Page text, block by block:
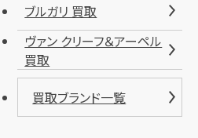
ブルガリ 買取
ヴァン クリーフ＆アーペル
買取
買取ブランド一覧